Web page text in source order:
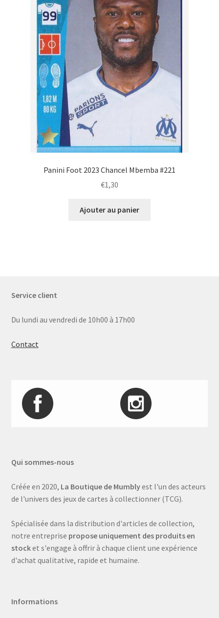
Panini Foot 2023 Chancel Mbemba #221
€1,30
Ajouter au panier
Service client
Du lundi au vendredi de 10h00 à 17h00
Contact
Qui sommes-nous
Créée en 2020, La Boutique de Mumblyest l'un des acteurs
de l'univers des jeux de cartes à collectionner (TCG).
Spécialisée dans la distribution d'articles de collection,
notre entreprise propose uniquement des produits en
stocket s'engage à offrir à chaque client une expérience
d'achat qualitative, rapide et humaine.
Informations